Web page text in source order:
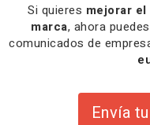
Si quieres mejorar
marca, ahora
comunicados de
Envía